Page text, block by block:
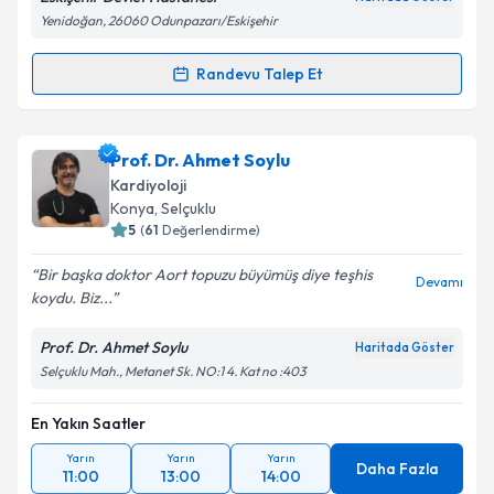
Kişisel verilerimin işlenmesine ilişkin
Metni'ni okudum ve kişisel verilerimin belirtilen
Takvim Talebini Gönder
Yenidoğan, 26060 Odunpazarı/Eskişehir
Randevu Talep Et
Randevu Takvimi Talebi
Dr. Aytekin Topçuiçin randevu takvimi talebi
oluşturun. Size bu uzmandan randevu almanız için bir
takvim hazırlandığında e-posta ile bilgilendireceğiz.
Kişisel verilerimin işlenmesine ilişkin
Aydınlatma
Metni'ni okudum ve kişisel verilerimin belirtilen
kapsamda işlenmesini kabul ediyorum.
Takvim Talebini Gönder
Prof. Dr. Ahmet Soylu
Kardiyoloji
Konya, Selçuklu
5 (61 Değerlendirme)
Bir başka doktor Aort topuzu büyümüş diye teşhis
koydu. Biz...
Devamı
Prof. Dr. Ahmet Soylu Haritada Göster
Selçuklu Mah., Metanet Sk. NO:1 4. Kat no :403
En Yakın Saatler
Yarın
11:00
Yarın
13:00
Yarın
14:00 Daha Fazla